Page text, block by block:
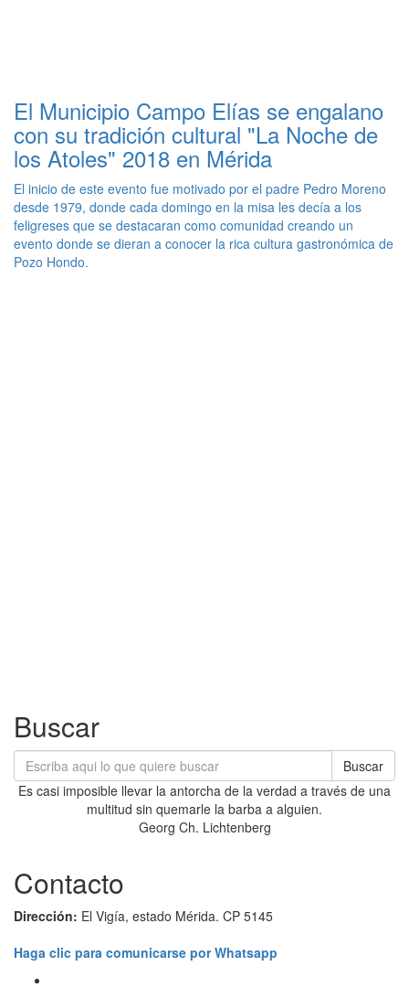
El Municipio Campo Elías se engalano
con su tradición cultural "La Noche de
los Atoles" 2018 en Mérida
El inicio de este evento fue motivado por el padre Pedro Moreno
desde 1979, donde cada domingo en la misa les decía a los
feligreses que se destacaran como comunidad creando un
evento donde se dieran a conocer la rica cultura gastronómica de
Pozo Hondo.
Buscar
Buscar
Es casi imposible llevar la antorcha de la verdad a través de una
multitud sin quemarle la barba a alguien.
Georg Ch. Lichtenberg
Contacto
Dirección: El Vigía, estado Mérida. CP 5145
Haga clic para comunicarse por Whatsapp